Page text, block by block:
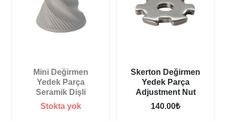
Mini Değirmen
Yedek Parça
Seramik Dişli
Stokta yok
Skerton Değirmen
Yedek Parça
Adjustment Nut
140.00₺